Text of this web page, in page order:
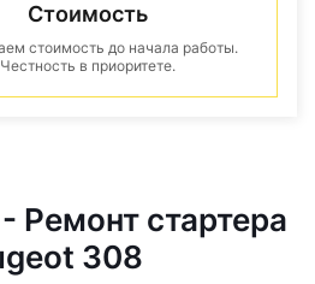
Стоимость
стоимость до начала работы.
Честность в приоритете.
Ремонт стартера
308